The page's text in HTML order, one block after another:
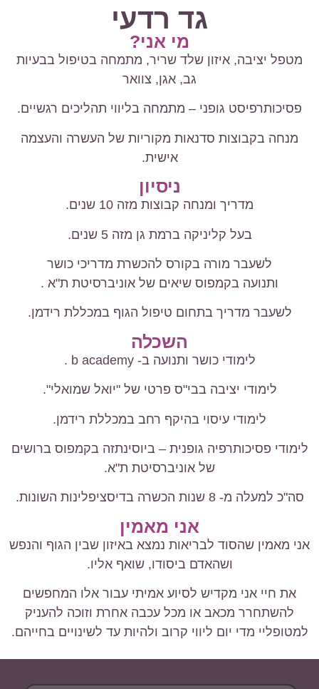
גד רדעי
מי אני?
מטפל יציבה, איזון שלד שריר, מתמחה בטיפול בבעיות
גב, אגן, צוואר
פסיכותרפיסט גופני – מתמחה בליווי תהליכים רגשיים.
מנחה בקבוצות סדנאות מקוריות של העשרה והעצמה
אישית.
ניסיון
מדריך ומנחה קבוצות מזה 10 שנים.
בעל קליניקה ברמת גן מזה 5 שנים.
לשעבר מורה בקורס להכשרת מדריכי כושר
ותנועה בקמפוס שיאים של אוניברסיטת ת"א .
לשעבר מדריך בתחום טיפול הגוף במכללת רידמן.
השכלה
לימודי כושר ותנועה ב- b academy .
לימודי יציבה בבי"ס פרטי של "יואל שמואלי".
לימודי עיסוי בהיקף רחב במכללת רידמן.
לימודי פסיכותרפיה גופנית – ביוסינתזה בקמפוס ברושים
של אוניברסיטת ת"א.
סה"כ למעלה מ- 8 שנות הכשרה בדיסציפלינות השונות.
אני מאמין
אני מאמין שהסוד לבריאות נמצא באיזון שבין הגוף והנפש
ושהאדם ביסודו, שואף אליו.
את חיי אני מקדיש לסיוע אמיתי עבור אלו המחפשים
להשתחרר מכאב או מכל עכבה אחרת וזוכה להעניק
למטופליי מדי יום ליווי קרוב ולהיות עד לשינויים בחייהם.